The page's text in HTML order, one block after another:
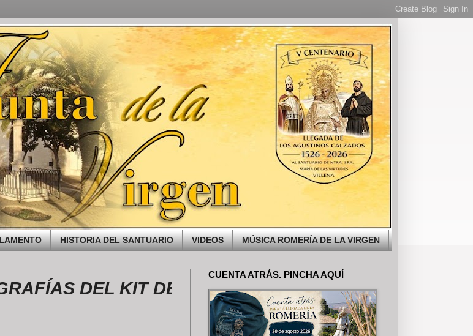
HISTORIA DEL SANTUARIO VIDEOS MÚSICA ROMERÍA DE LA VIRGEN
DEL KIT DE LA ROMERÍA, SE PUEDEN VER EN
CUENTA ATRÁS. PINCHA AQUÍ